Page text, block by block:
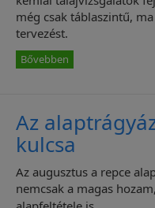
még csak táblaszintű,
tervezést.
Bővebben
Az
kulcsa
Az augusztus a repce
nemcsak a magas